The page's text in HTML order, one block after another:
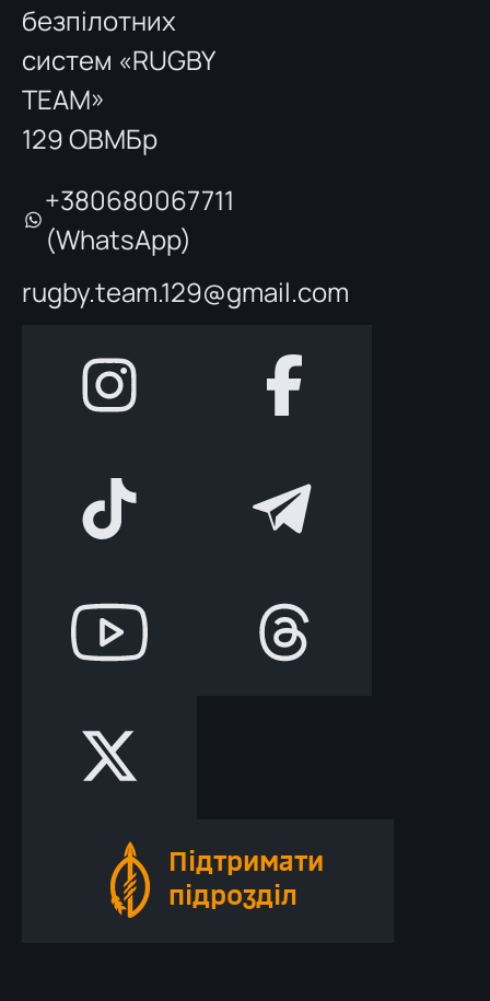
безпілотних
систем «RUGBY
TEAM»
129 ОВМБр
+380680067711
(WhatsApp)
rugby.team.129@gmail.com
Підтримати
підрозділ